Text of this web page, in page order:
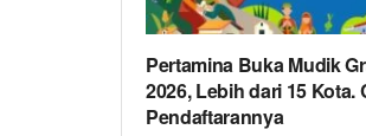
Pertamina Buka Mudik
2026, Lebih dari 15 Kota.
Pendaftarannya